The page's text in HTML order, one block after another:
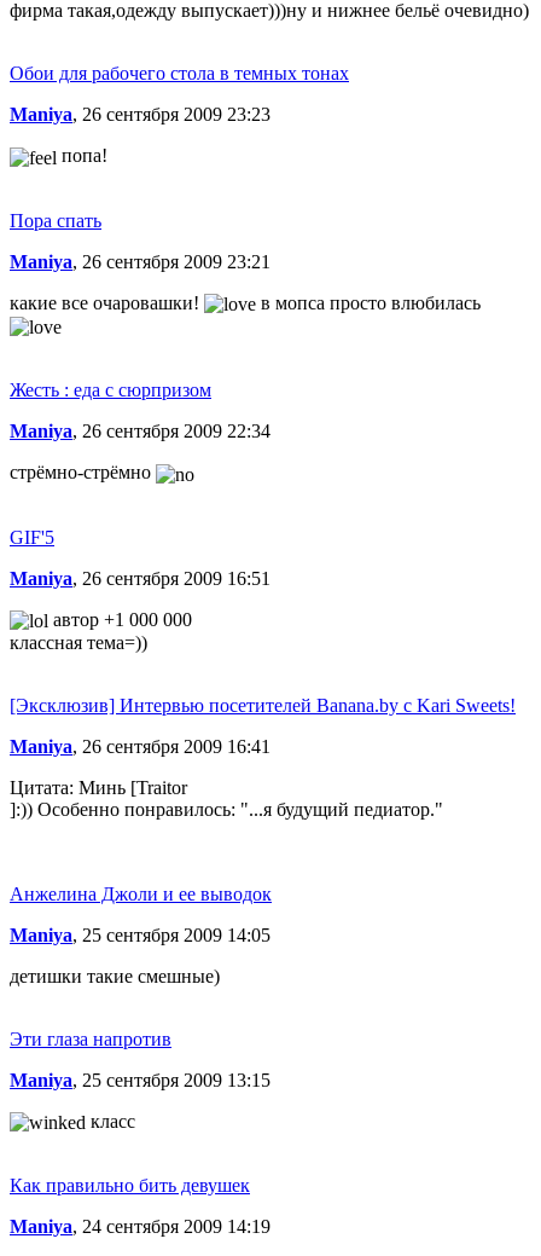
фирма такая,одежду выпускает)))ну и нижнее бельё очевидно)
Обои для рабочего стола в темных тонах
Maniya, 26 сентября 2009 23:23
попа!
Пора спать
Maniya, 26 сентября 2009 23:21
какие все очаровашки!
в мопса просто влюбилась
Жесть : еда с сюрпризом
Maniya, 26 сентября 2009 22:34
стрёмно-стрёмно
GIF'5
Maniya, 26 сентября 2009 16:51
автор +1 000 000
классная тема=))
[Эксклюзив] Интервью посетителей Banana.by с Kari Sweets!
Maniya, 26 сентября 2009 16:41
Цитата: Минь [Traitor
]:)) Особенно понравилось: "...я будущий педиатор."
Анжелина Джоли и ее выводок
Maniya, 25 сентября 2009 14:05
детишки такие смешные)
Эти глаза напротив
Maniya, 25 сентября 2009 13:15
класс
Как правильно бить девушек
Maniya, 24 сентября 2009 14:19